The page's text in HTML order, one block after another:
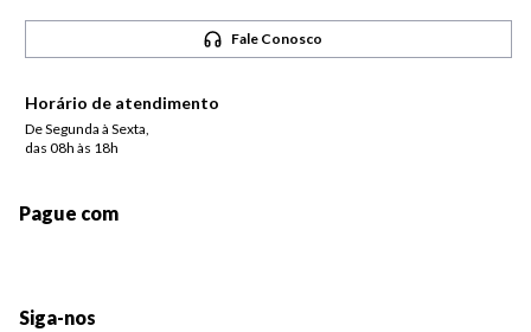
Fale Conosco
Horário de atendimento
De Segunda à Sexta,
das 08h às 18h
Pague com
Siga-nos